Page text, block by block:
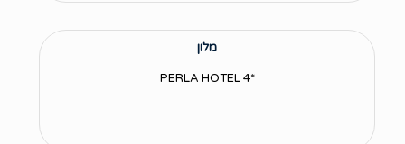
מלון
*PERLA HOTEL 4